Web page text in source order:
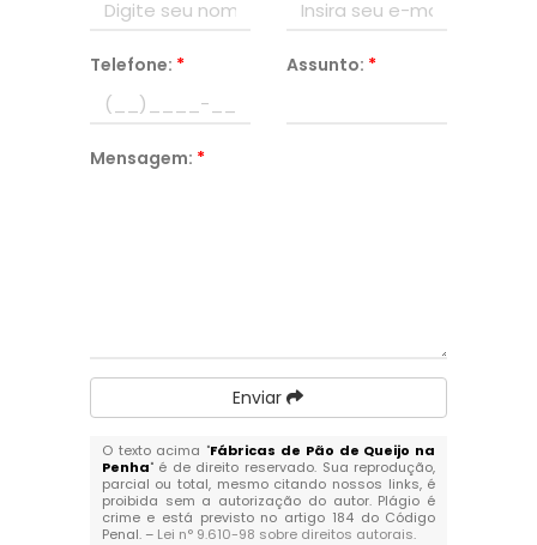
Telefone: * Assunto: *
Mensagem: *
Enviar
O texto acima "Fábricas de Pão de Queijo na
Penha" é de direito reservado. Sua reprodução,
parcial ou total, mesmo citando nossos links, é
proibida sem a autorização do autor. Plágio é
crime e está previsto no artigo 184 do Código
Penal. – Lei n° 9.610-98 sobre direitos autorais.